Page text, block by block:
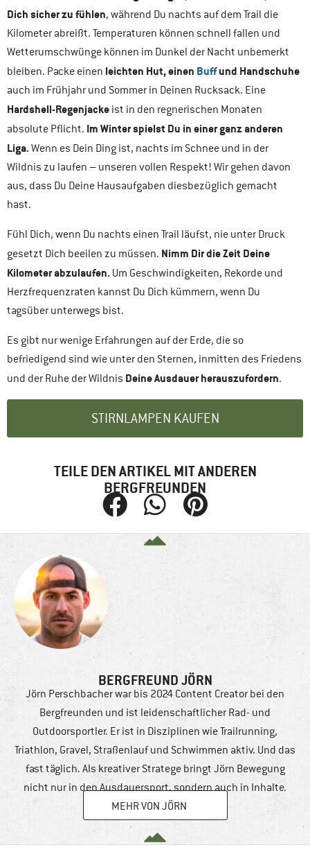
Dich sicher zu fühlen, während Du nachts auf dem Trail die
Kilometer abreißt. Temperaturen können schnell fallen und
Wetterumschwünge können im Dunkel der Nacht unbemerkt
bleiben. Packe einen leichten Hut, einen Buffund Handschuhe
auch im Frühjahr und Sommer in Deinen Rucksack. Eine
Hardshell-Regenjacke ist in den regnerischen Monaten
absolute Pflicht. Im Winter spielst Du in einer ganz anderen
Liga.Wenn es Dein Ding ist, nachts im Schnee und in der
Wildnis zu laufen – unseren vollen Respekt! Wir gehen davon
aus, dass Du Deine Hausaufgaben diesbezüglich gemacht
hast.
Fühl Dich, wenn Du nachts einen Trail läufst, nie unter Druck
gesetzt Dich beeilen zu müssen. Nimm Dir die Zeit Deine
Kilometer abzulaufen. Um Geschwindigkeiten, Rekorde und
Herzfrequenzraten kannst Du Dich kümmern, wenn Du
tagsüber unterwegs bist.
Es gibt nur wenige Erfahrungen auf der Erde, die so
befriedigend sind wie unter den Sternen, inmitten des Friedens
und der Ruhe der Wildnis Deine Ausdauer herauszufordern.
STIRNLAMPEN KAUFEN
TEILE DEN ARTIKEL MIT ANDEREN
BERGFREUNDEN
BERGFREUND JÖRN
Jörn Perschbacher war bis 2024 Content Creator bei den
Bergfreunden und ist leidenschaftlicher Rad- und
Outdoorsportler. Er ist in Disziplinen wie Trailrunning,
Triathlon, Gravel, Straßenlauf und Schwimmen aktiv. Und das
fast täglich. Als kreativer Stratege bringt Jörn Bewegung
nicht nur in den Ausdauersport, sondern auch in Inhalte.
MEHR VON JÖRN